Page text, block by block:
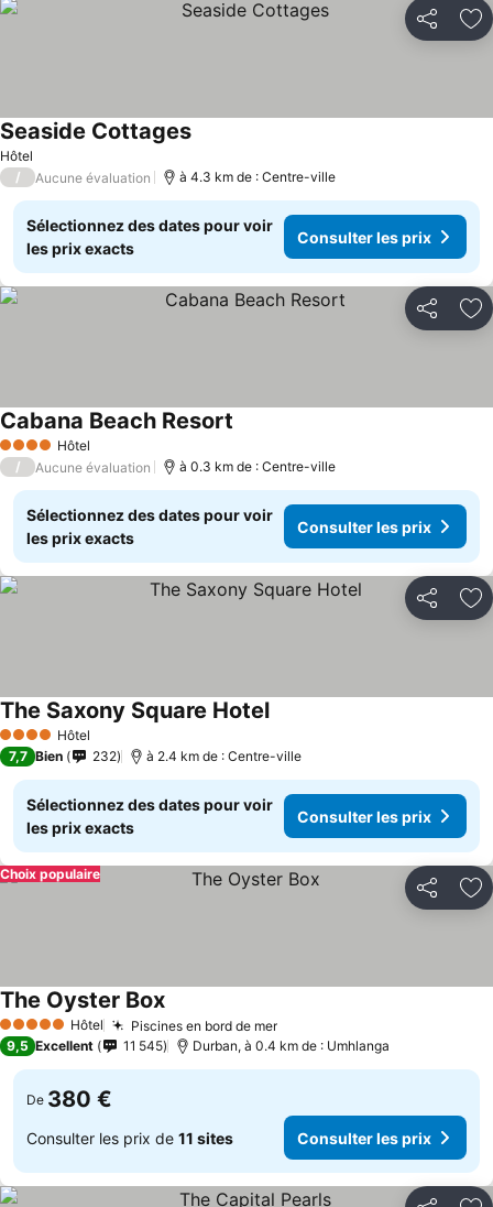
Partager
Hôtel
Seaside Cottages
/ Aucune évaluation à 4.3 km de : Centre-ville
Sélectionnez des dates pour voir
les prix exacts
Consulter les prix
Partager
4 Étoiles Hôtel
Cabana Beach Resort
/ Aucune évaluation à 0.3 km de : Centre-ville
Sélectionnez des dates pour voir
les prix exacts
Consulter les prix
Partager
4 Étoiles Hôtel
The Saxony Square Hotel
7,7 Bien 232 à 2.4 km de : Centre-ville
Sélectionnez des dates pour voir
les prix exacts
Consulter les prix
Partager
Choix populaire
5 Étoiles Hôtel Piscines en bord de mer
The Oyster Box
9,5 Excellent 11 545 Durban, à 0.4 km de : Umhlanga
De 380 €
Consulter les prix de 11 sites Consulter les prix